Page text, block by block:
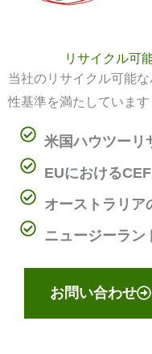
リサイクル可
当社のリサイクル可能
性基準を満たしています
米国ハウツーリ
EUにおける
オーストラリ
ニュージーラン
お問い合わせ